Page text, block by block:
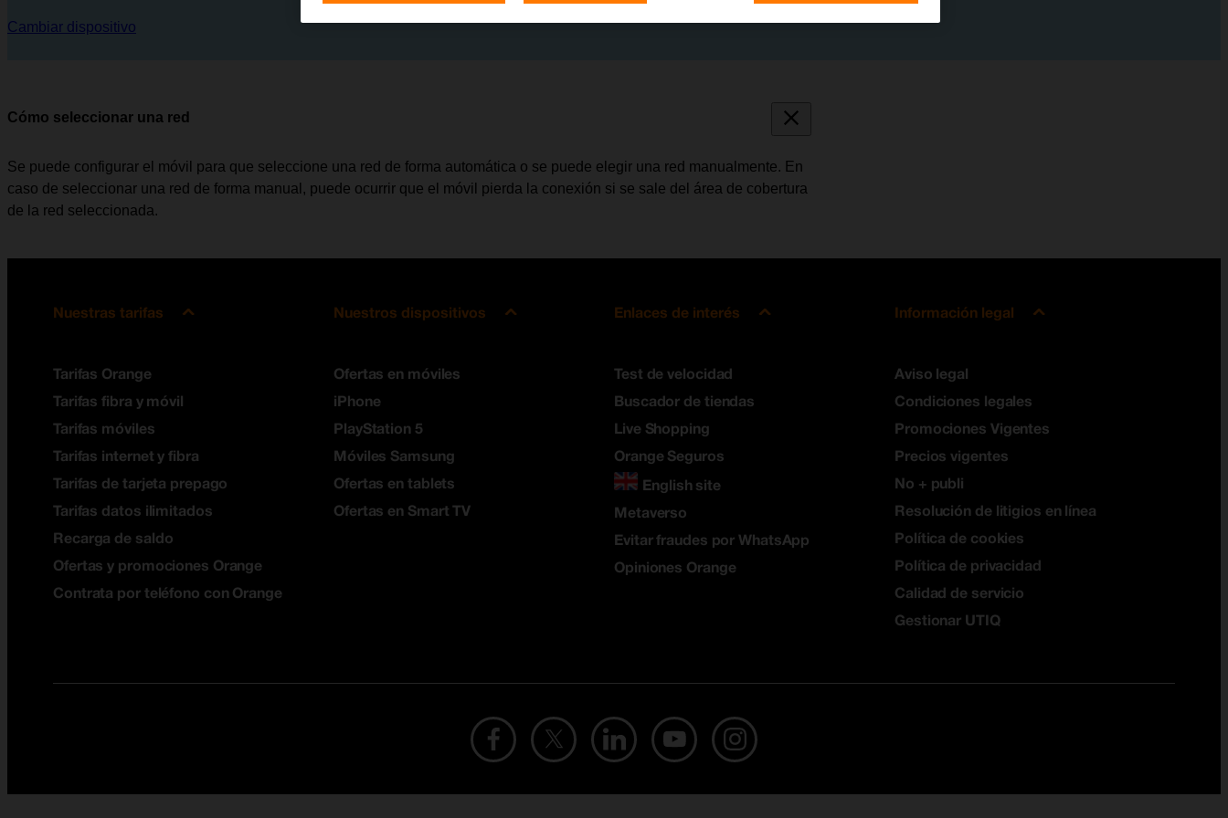
Cambiar dispositivo
Cómo seleccionar una red
Se puede configurar el móvil para que seleccione una red de forma automática o se puede elegir una red manualmente. En
caso de seleccionar una red de forma manual, puede ocurrir que el móvil pierda la conexión si se sale del área de cobertura
de la red seleccionada.
Nuestras tarifas
Tarifas Orange
Tarifas fibra y móvil
Tarifas móviles
Tarifas internet y fibra
Tarifas de tarjeta prepago
Tarifas datos ilimitados
Recarga de saldo
Ofertas y promociones Orange
Contrata por teléfono con Orange
Nuestros dispositivos
Ofertas en móviles
iPhone
PlayStation 5
Móviles Samsung
Ofertas en tablets
Ofertas en Smart TV
Enlaces de interés
Test de velocidad
Buscador de tiendas
Live Shopping
Orange Seguros
English site
Metaverso
Evitar fraudes por WhatsApp
Opiniones Orange
Información legal
Aviso legal
Condiciones legales
Promociones Vigentes
Precios vigentes
No + publi
Resolución de litigios en línea
Política de cookies
Política de privacidad
Calidad de servicio
Gestionar UTIQ